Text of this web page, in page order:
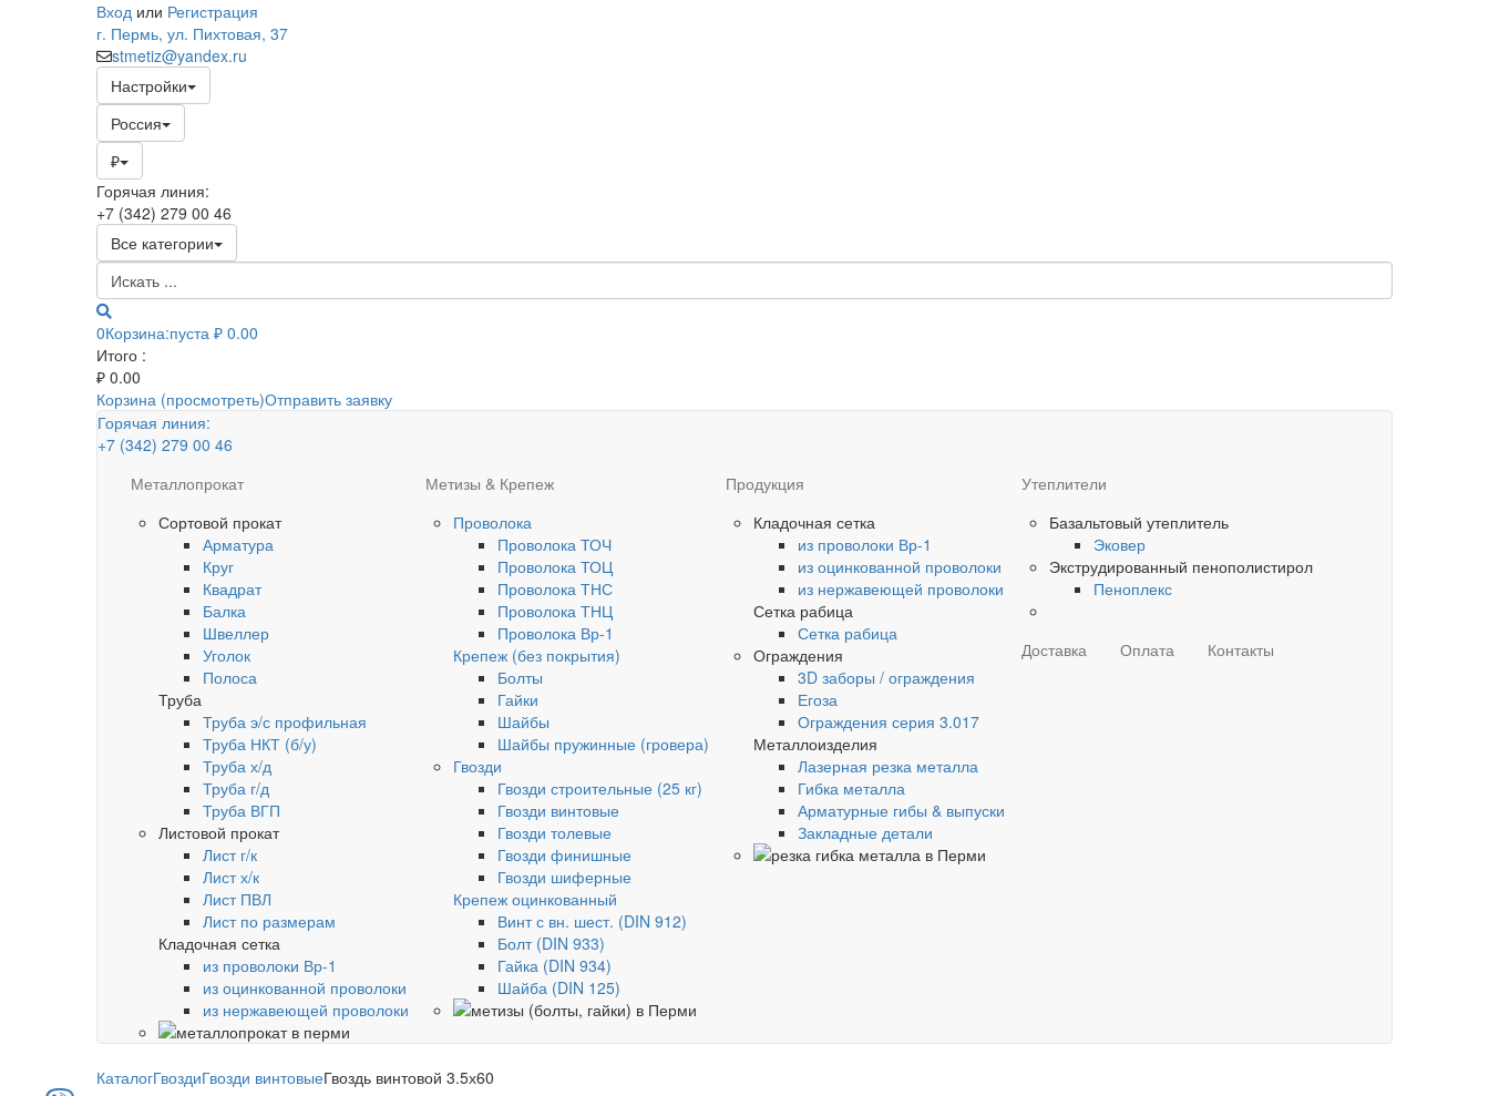
Вход или Регистрация
г. Пермь, ул. Пихтовая, 37
stmetiz@yandex.ru
Настройки
Россия
₽
Горячая линия:
+7 (342) 279 00 46
Все категории
0Корзина:пуста ₽ 0.00
Итого :
₽ 0.00
Корзина (просмотреть)Отправить заявку
Горячая линия:
+7 (342) 279 00 46
Металлопрокат
Сортовой прокат
Арматура
Круг
Квадрат
Балка
Швеллер
Уголок
Полоса
Труба
Труба э/с профильная
Труба НКТ (б/у)
Труба х/д
Труба г/д
Труба ВГП
Листовой прокат
Лист г/к
Лист х/к
Лист ПВЛ
Лист по размерам
Кладочная сетка
из проволоки Вр-1
из оцинкованной проволоки
из нержавеющей проволоки
Метизы & Крепеж
Проволока
Проволока ТОЧ
Проволока ТОЦ
Проволока ТНС
Проволока ТНЦ
Проволока Вр-1
Крепеж (без покрытия)
Болты
Гайки
Шайбы
Шайбы пружинные (гровера)
Гвозди
Гвозди строительные (25 кг)
Гвозди винтовые
Гвозди толевые
Гвозди финишные
Гвозди шиферные
Крепеж оцинкованный
Винт с вн. шест. (DIN 912)
Болт (DIN 933)
Гайка (DIN 934)
Шайба (DIN 125)
Продукция
Кладочная сетка
из проволоки Вр-1
из оцинкованной проволоки
из нержавеющей проволоки
Сетка рабица
Сетка рабица
Ограждения
3D заборы / ограждения
Егоза
Ограждения серия 3.017
Металлоизделия
Лазерная резка металла
Гибка металла
Арматурные гибы & выпуски
Закладные детали
Утеплители
Базальтовый утеплитель
Эковер
Экструдированный пенополистирол
Пеноплекс
Доставка Оплата Контакты
КаталогГвоздиГвозди винтовыеГвоздь винтовой 3.5х60